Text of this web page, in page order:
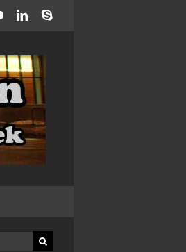
YouTubeLinkedInSkype